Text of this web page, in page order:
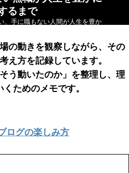
るまで
、手に職もない人間が人生を豊か
の動きを観察しながら、その
え方を記録しています。
う動いたのか」を整理し、理
ためのメモです。
ログの楽しみ方